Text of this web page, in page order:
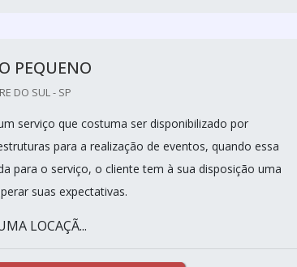
PEQUENO
DO SUL - SP
serviço que costuma ser disponibilizado por
para a realização de eventos, quando essa
para o serviço, o cliente tem à sua disposição uma
suas expectativas.
LOCAÇÃ...